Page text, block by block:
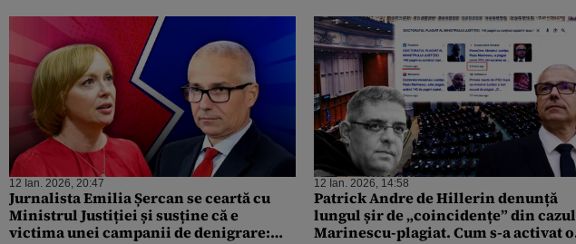
12 Ian. 2026, 20:47
Jurnalista Emilia Șercan se ceartă cu
Ministrul Justiției și susține că e
victima unei campanii de denigrare:
12 Ian. 2026, 14:58
Patrick Andre de Hillerin denunță
lungul șir de „coincidențe” din cazul
Marinescu-plagiat. Cum s-a activat o